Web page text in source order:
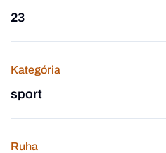
23
Kategória
sport
Ruha